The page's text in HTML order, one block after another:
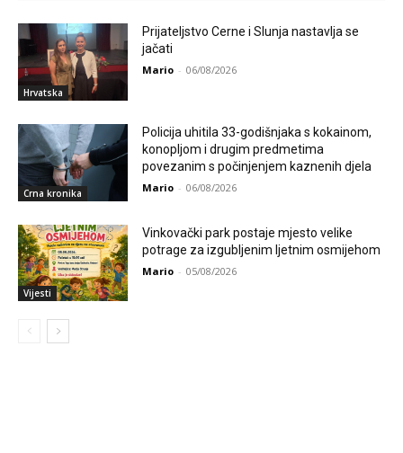
Hrvatska
Prijateljstvo Cerne i Slunja nastavlja se
jačati
Mario - 06/08/2026
Crna kronika
Policija uhitila 33-godišnjaka s kokainom,
konopljom i drugim predmetima
povezanim s počinjenjem kaznenih djela
Mario - 06/08/2026
Vijesti
Vinkovački park postaje mjesto velike
potrage za izgubljenim ljetnim osmijehom
Mario - 05/08/2026